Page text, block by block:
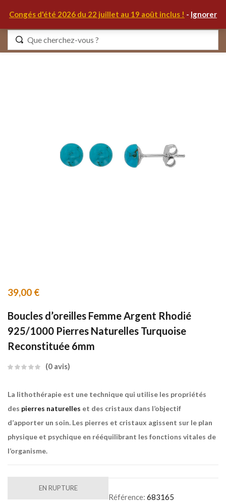
Congés d'été 2026 du 22 juillet au 19 août inclus ! - Ignorer
39,00 €
Boucles d’oreilles Femme Argent Rhodié
925/1000 Pierres Naturelles Turquoise
Reconstituée 6mm
0 avis
La lithothérapie est une technique qui utilise les propriétés
des pierres naturelles et des cristaux dans l’objectif
d’apporter un soin. Les pierres et cristaux agissent sur le plan
physique et psychique en rééquilibrant les fonctions vitales de
l’organisme.
EN RUPTURE
Référence: 683165
Identifiez-vous
S'IDENTIFIER